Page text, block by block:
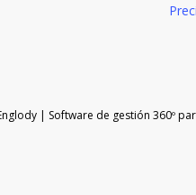
| Software de gestión 360º